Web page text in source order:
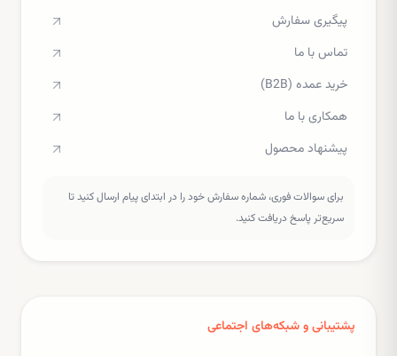
پیگیری سفارش
تماس با ما
خرید عمده (B2B)
همکاری با ما
پیشنهاد محصول
برای سوالات فوری، شماره سفارش خود را در ابتدای پیام ارسال کنید تا
سریع‌تر پاسخ دریافت کنید.
پشتیبانی و شبکه‌های اجتماعی